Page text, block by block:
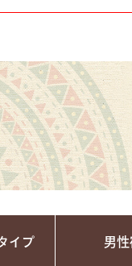
イプ 男